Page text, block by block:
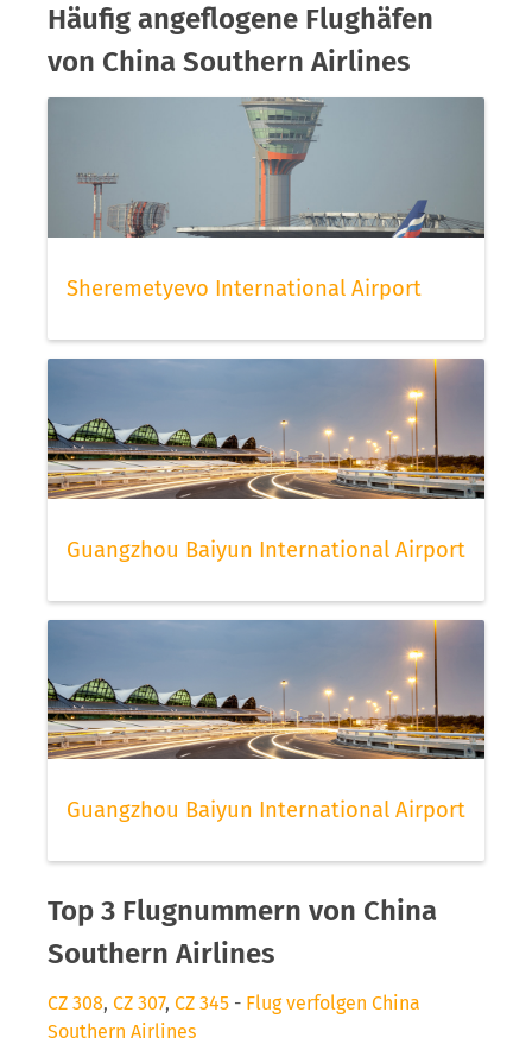
Häufig angeflogene Flughäfen
von China Southern Airlines
Sheremetyevo International Airport
Guangzhou Baiyun International Airport
Guangzhou Baiyun International Airport
Top 3 Flugnummern von China
Southern Airlines
CZ 308, CZ 307, CZ 345 - Flug verfolgen China
Southern Airlines